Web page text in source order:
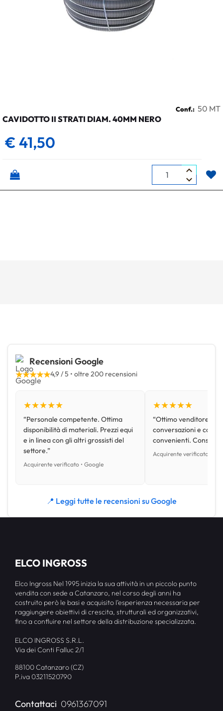
Conf.: 50 MT
CAVIDOTTO II STRATI DIAM. 40MM NERO
€ 41,50
Quantità
Recensioni Google
★★★★★4,9 / 5 • oltre 200 recensioni
★★★★★
“Personale competente. Ottima
disponibilità di materiali. Prezzi equi
e in linea con gli altri grossisti del
settore.”
Acquirente verificato • Google
★★★★★
“Ottimo venditore,
conversazioni e con
convenienti.
Acquirente verificato •
📍 Leggi tutte le recensioni su Google
ELCO INGROSS
Elco Ingross Nel 1995 inizia la sua attività in un piccolo punto
vendita con sede a Catanzaro, nel corso degli anni ha
costruito però le basi e acquisito l’esperienza necessaria per
raggiungere obiettivi di crescita, strutturali ed organizzativi,
fino a confluire nel settore della distribuzione specializzata.
ELCO INGROSS S.R.L.
Via dei Conti Falluc 2/1
88100 Catanzaro (CZ)
P.iva 03211520790
Contattaci 0961367091